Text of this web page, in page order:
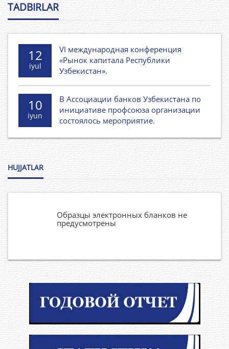
TADBIRLAR
12
iyul
VI международная конференция
«Рынок капитала Республики
Узбекистан».
10
iyun
В Ассоциации банков Узбекистана по
инициативе профсоюза организации
состоялось мероприятие.
HUJJATLAR
Образцы электронных бланков не
предусмотрены